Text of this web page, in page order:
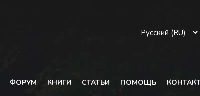
ФОРУМ КНИГИ СТАТЬИ ПОМОЩЬ